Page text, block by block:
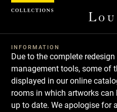
INFORMATION
Due to the complete
management tools, some of
displayed in our online
rooms in which artworks can
up to date. We apologise for
Cookies management panel